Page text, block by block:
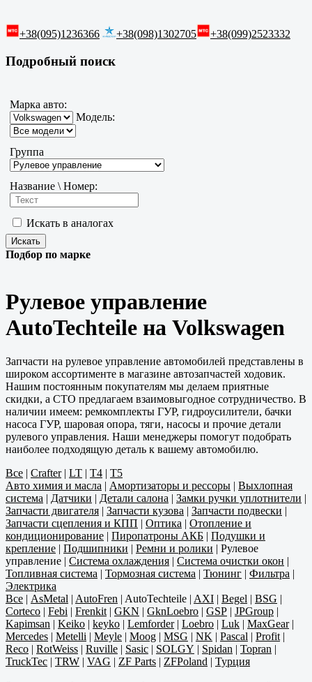
+38(095)1236366 +38(098)1302705 +38(099)2523332
Подробный поиск
Марка авто:
Модель:
Группа
Название \ Номер:
Искать в аналогах
Подбор по марке
Рулевое управление
AutoTechteile на Volkswagen
Запчасти на рулевое управление автомобилей представлены в
широком ассортименте в магазине автозапчастей ходовик.
Нашим постоянным покупателям мы делаем приятные
скидки, а СТО предлагаем взаимовыгодное сотрудничество. В
наличии имеем: ремкомплекты ГУР, гидроусилители, бачки
насоса ГУР, шаровая опора, тяги, насосы и прочие детали
рулевого управления. Наши менеджеры помогут подобрать
наиболее подходящую деталь к вашему автомобилю.
Все | Crafter| LT | T4 | T5
Авто химия и масла | Амортизаторы и рессоры | Выхлопная
система | Датчики | Детали салона | Замки ручки уплотнители |
Запчасти двигателя | Запчасти кузова | Запчасти подвески |
Запчасти сцепления и КПП | Оптика | Отопление и
кондиционирование | Пиропатроны АКБ | Подушки и
крепление | Подшипники | Ремни и ролики | Рулевое
управление | Система охлаждения | Система очистки окон |
Топливная система | Тормозная система | Тюнинг | Фильтра |
Электрика
Все | AsMetal | AutoFren | AutoTechteile | AXI | Begel | BSG |
Corteco | Febi | Frenkit | GKN | GknLoebro | GSP | JPGroup |
Kapimsan | Keiko | keyko | Lemforder| Loebro | Luk | MaxGear|
Mercedes | Metelli | Meyle | Moog | MSG | NK | Pascal | Profit |
Reco | RotWeiss | Ruville | Sasic | SOLGY | Spidan | Topran |
TruckTec | TRW | VAG | ZF Parts | ZFPoland | Турция